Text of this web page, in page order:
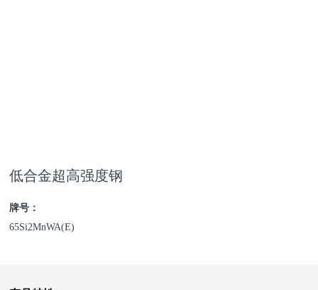
低合金超高强度钢
牌号：
65Si2MnWA(E)